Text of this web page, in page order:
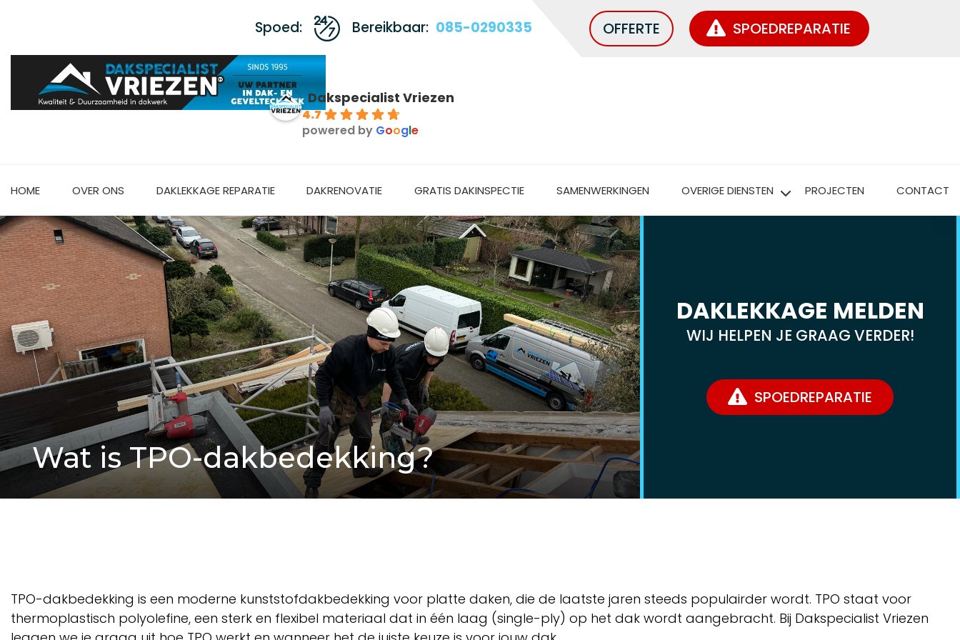
Spoed: Bereikbaar: 085-0290335 OFFERTE SPOEDREPARATIE
Dakspecialist Vriezen
4.7
powered by Google
HOME OVER ONS DAKLEKKAGE REPARATIE DAKRENOVATIE GRATIS DAKINSPECTIE SAMENWERKINGEN OVERIGE DIENSTEN PROJECTEN CONTACT
Wat is TPO-dakbedekking?
DAKLEKKAGE MELDEN
WIJ HELPEN JE GRAAG VERDER!
SPOEDREPARATIE
TPO-dakbedekking is een moderne kunststofdakbedekking voor platte daken, die de laatste jaren steeds populairder wordt. TPO staat voor
thermoplastisch polyolefine, een sterk en flexibel materiaal dat in één laag (single-ply) op het dak wordt aangebracht. Bij Dakspecialist Vriezen